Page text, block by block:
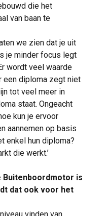
die het
van baan te
we zien dat je uit
je minder focus legt
wordt veel waarde
een diploma zegt niet
tot veel meer in
staat. Ongeacht
kun je ervoor
aannemen op basis
enkel hun diploma?
die werkt.’
Buitenboordmotor is
dat ook voor het